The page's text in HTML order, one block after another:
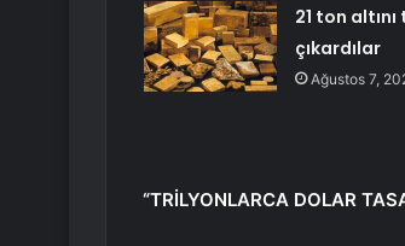
21 ton
çıkardılar
Ağustos 7,
“TRİLYONLARCA DOLAR